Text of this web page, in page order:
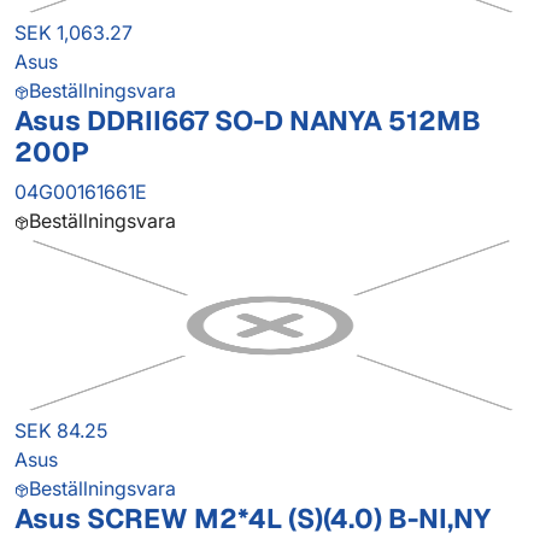
SEK 1,063.27
Asus
Beställningsvara
Asus DDRII667 SO-D NANYA 512MB
200P
04G00161661E
Beställningsvara
SEK 84.25
Asus
Beställningsvara
Asus SCREW M2*4L (S)(4.0) B-NI,NY